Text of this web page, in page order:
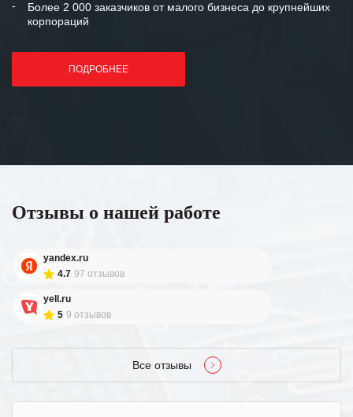
Более 2 000 заказчиков от малого бизнеса до крупнейших
корпораций
ПОДРОБНЕЕ
Отзывы о нашей работе
yandex.ru
4.7 97 отзывов
yell.ru
5 9 отзывов
Все отзывы